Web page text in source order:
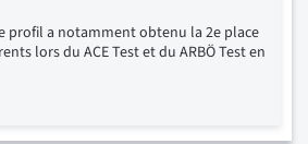
profil a notamment obtenu la 2e place
lors du ACE Test et du ARBÖ Test en